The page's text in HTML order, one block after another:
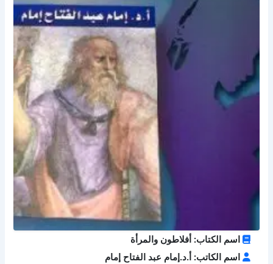
اسم الكتاب: أفلاطون والمرأة
اسم الكاتب: أ.د.إمام عبد الفتاح إمام